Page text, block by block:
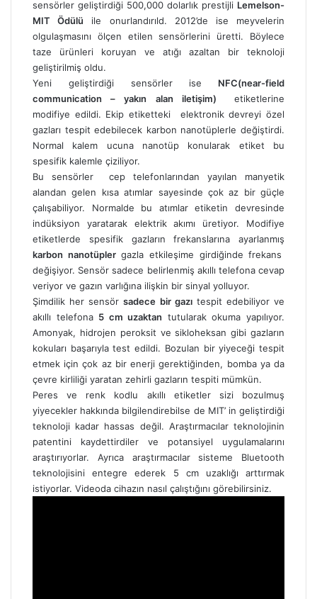
sensörler geliştirdiği 500,000 dolarlık prestijli Lemelson-
MIT Ödülü ile onurlandırıld. 2012’de ise meyvelerin
olgulaşmasını ölçen etilen sensörlerini üretti. Böylece
taze ürünleri koruyan ve atığı azaltan bir teknoloji
geliştirilmiş oldu.
Yeni geliştirdiği sensörler ise NFC(near-field
communication – yakın alan iletişim)
etiketlerine
modifiye edildi. Ekip etiketteki elektronik devreyi özel
gazları tespit edebilecek karbon nanotüplerle değiştirdi.
Normal kalem ucuna nanotüp konularak etiket bu
spesifik kalemle çiziliyor.
Bu sensörler cep telefonlarından yayılan manyetik
alandan gelen kısa atımlar sayesinde çok az bir güçle
çalışabiliyor. Normalde bu atımlar etiketin devresinde
indüksiyon yaratarak elektrik akımı üretiyor. Modifiye
etiketlerde spesifik gazların frekanslarına ayarlanmış
karbon nanotüplergazla etkileşime girdiğinde frekans
değişiyor. Sensör sadece belirlenmiş akıllı telefona cevap
veriyor ve gazın varlığına ilişkin bir sinyal yolluyor.
Şimdilik her sensörsadece bir gazıtespit edebiliyor ve
akıllı telefona 5 cm uzaktan tutularak okuma yapılıyor.
Amonyak, hidrojen peroksit ve sikloheksan gibi gazların
kokuları başarıyla test edildi. Bozulan bir yiyeceği tespit
etmek için çok az bir enerji gerektiğinden, bomba ya da
çevre kirliliği yaratan zehirli gazların tespiti mümkün.
Peres ve renk kodlu akıllı etiketler sizi bozulmuş
yiyecekler hakkında bilgilendirebilse de MIT’ in geliştirdiği
teknoloji kadar hassas değil. Araştırmacılar teknolojinin
patentini kaydettirdiler ve potansiyel uygulamalarını
araştırıyorlar. Ayrıca araştırmacılar sisteme Bluetooth
teknolojisini entegre ederek 5 cm uzaklığı arttırmak
istiyorlar. Videoda cihazın nasıl çalıştığını görebilirsiniz.